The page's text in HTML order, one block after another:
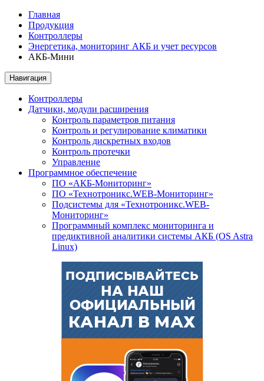
Главная
Продукция
Контроллеры
Энергетика, мониторинг АКБ и учет ресурсов
АКБ-Мини
Навигация
Контроллеры
Датчики, модули расширения
Контроль параметров питания
Контроль и регулирование климатики
Контроль дискретных входов
Контроль протечки
Управление
Программное обеспечение
ПО «АКБ-Мониторинг»
ПО «Технотроникс.WEB-Мониторинг»
Подсистемы для «Технотроникс.WEB-
Мониторинг»
Программный комплекс мониторинга и
предиктивной аналитики системы АКБ (OS Astra
Linux)